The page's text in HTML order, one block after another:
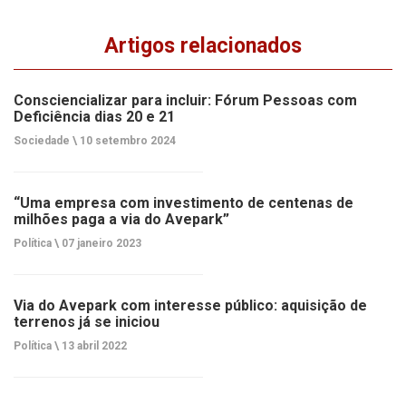
Artigos relacionados
Consciencializar para incluir: Fórum Pessoas com
Deficiência dias 20 e 21
Sociedade \ 10 setembro 2024
“Uma empresa com investimento de centenas de
milhões paga a via do Avepark”
Política \ 07 janeiro 2023
Via do Avepark com interesse público: aquisição de
terrenos já se iniciou
Política \ 13 abril 2022